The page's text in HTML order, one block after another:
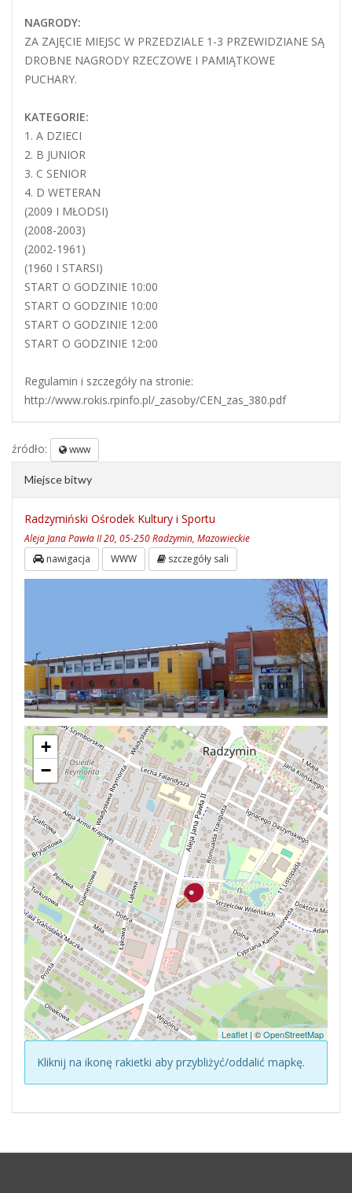
NAGRODY:
ZA ZAJĘCIE MIEJSC W PRZEDZIALE 1-3 PRZEWIDZIANE SĄ
DROBNE NAGRODY RZECZOWE I PAMIĄTKOWE
PUCHARY.
KATEGORIE:
1. A DZIECI
2. B JUNIOR
3. C SENIOR
4. D WETERAN
(2009 I MŁODSI)
(2008-2003)
(2002-1961)
(1960 I STARSI)
START O GODZINIE 10:00
START O GODZINIE 10:00
START O GODZINIE 12:00
START O GODZINIE 12:00
Regulamin i szczegóły na stronie:
http://www.rokis.rpinfo.pl/_zasoby/CEN_zas_380.pdf
źródło: www
Miejsce bitwy
Radzymiński Ośrodek Kultury i Sportu
Aleja Jana Pawła II 20, 05-250 Radzymin, Mazowieckie
nawigacja WWW szczegóły sali
+
−
Leaflet | ©OpenStreetMap
Kliknij na ikonę rakietki aby przybliżyć/oddalić mapkę.